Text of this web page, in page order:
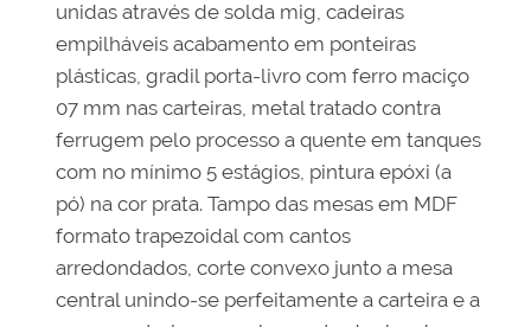
unidas através de solda mig, cadeiras
empilháveis acabamento em ponteiras
plásticas, gradil porta-livro com ferro maciço
07 mm nas carteiras, metal tratado contra
ferrugem pelo processo a quente em tanques
com no mínimo 5 estágios, pintura epóxi (a
pó) na cor prata. Tampo das mesas em MDF
formato trapezoidal com cantos
arredondados, corte convexo junto a mesa
central unindo-se perfeitamente a carteira e a